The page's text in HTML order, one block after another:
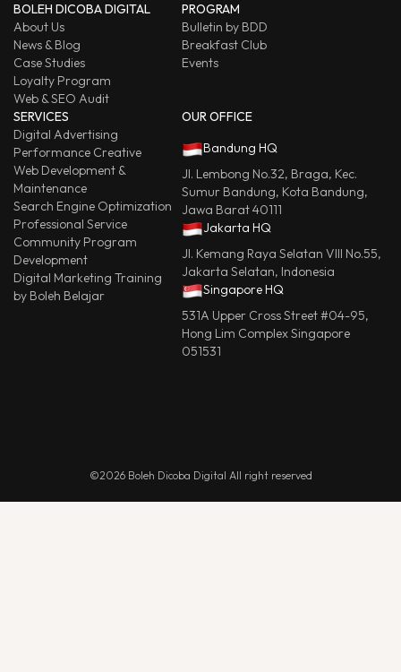
BOLEH DICOBA DIGITAL
About Us
News & Blog
Case Studies
Loyalty Program
Web & SEO Audit
PROGRAM
Bulletin by BDD
Breakfast Club
Events
SERVICES
Digital Advertising
Performance Creative
Web Development &
Maintenance
Search Engine Optimization
Professional Service
Community Program
Development
Digital Marketing Training
by Boleh Belajar
OUR OFFICE
Bandung HQ
Jl. Lembong No.32, Braga, Kec.
Sumur Bandung, Kota Bandung,
Jawa Barat 40111
Jakarta HQ
Jl. Kemang Raya Selatan VIII No.55,
Jakarta Selatan, Indonesia
Singapore HQ
531A Upper Cross Street #04-95,
Hong Lim Complex Singapore
051531
©2026 Boleh Dicoba Digital All right reserved